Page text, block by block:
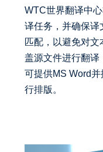
WTC世界翻译中
译任务，并确保译
匹配，以避免对
盖源文件进行翻译
可提供MS Word
行排版。